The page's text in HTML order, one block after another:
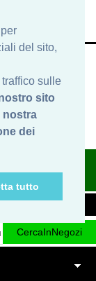
del sito,
sulle
sito
nostra
dei
tutto